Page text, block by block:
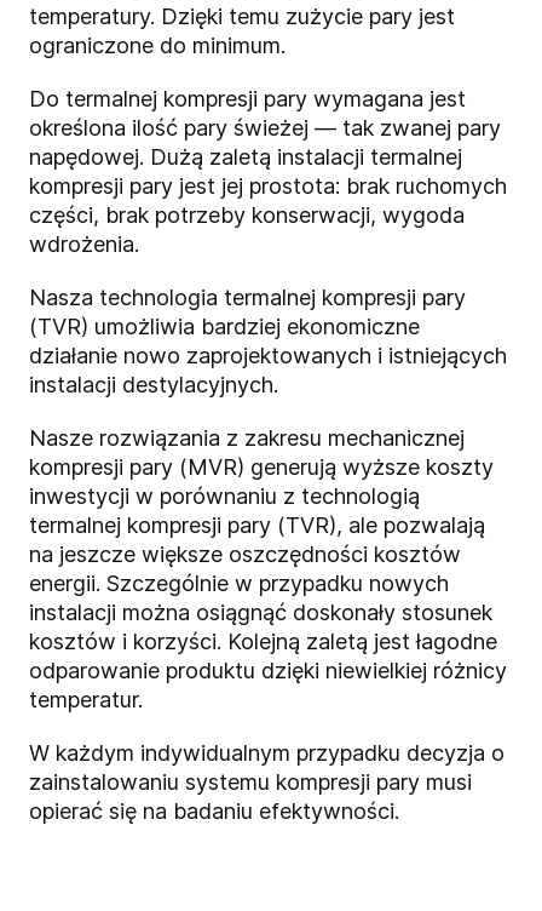
temperatury. Dzięki temu zużycie pary jest
ograniczone do minimum.
Do termalnej kompresji pary wymagana jest
określona ilość pary świeżej — tak zwanej pary
napędowej. Dużą zaletą instalacji termalnej
kompresji pary jest jej prostota: brak ruchomych
części, brak potrzeby konserwacji, wygoda
wdrożenia.
Nasza technologia termalnej kompresji pary
(TVR) umożliwia bardziej ekonomiczne
działanie nowo zaprojektowanych i istniejących
instalacji destylacyjnych.
Nasze rozwiązania z zakresu mechanicznej
kompresji pary (MVR) generują wyższe koszty
inwestycji w porównaniu z technologią
termalnej kompresji pary (TVR), ale pozwalają
na jeszcze większe oszczędności kosztów
energii. Szczególnie w przypadku nowych
instalacji można osiągnąć doskonały stosunek
kosztów i korzyści. Kolejną zaletą jest łagodne
odparowanie produktu dzięki niewielkiej różnicy
temperatur.
W każdym indywidualnym przypadku decyzja o
zainstalowaniu systemu kompresji pary musi
opierać się na badaniu efektywności.